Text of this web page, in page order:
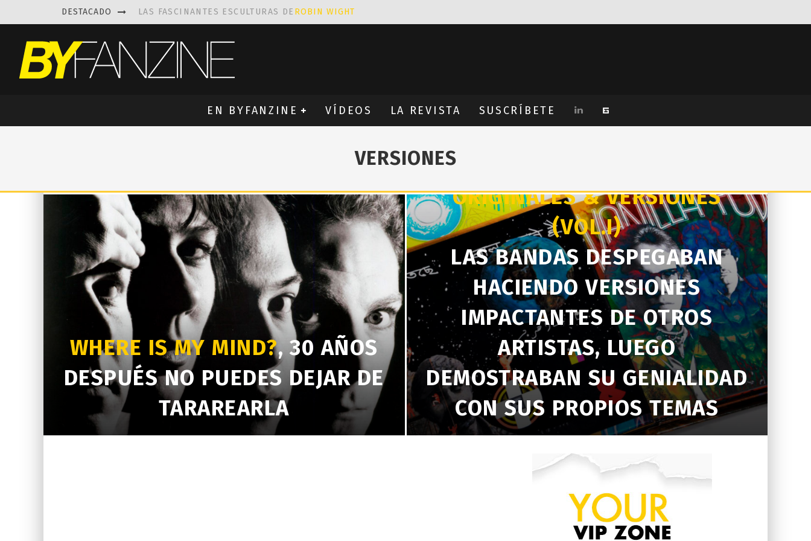
DESTACADO LAS FASCINANTES ESCULTURAS DE ROBIN WIGHT
PRISCILLA FOIS MISSK
EN BYFANZINE VÍDEOS LA REVISTA SUSCRÍBETE
VERSIONES
WHERE IS MY MIND?, 30 AÑOS
DESPUÉS NO PUEDES DEJAR DE
TARAREARLA
ORIGINALES & VERSIONES
(VOL.I)
LAS BANDAS DESPEGABAN
HACIENDO VERSIONES
IMPACTANTES DE OTROS
ARTISTAS, LUEGO
DEMOSTRABAN SU GENIALIDAD
CON SUS PROPIOS TEMAS